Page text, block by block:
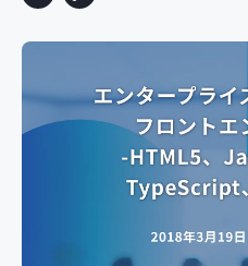
新規開発サービス
パッケージ開発
イベント・セミナー